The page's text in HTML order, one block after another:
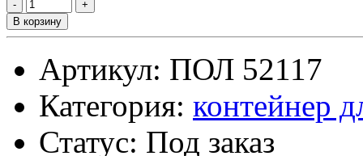
В корзину
Артикул: ПОЛ 52117
Категория: контейнер
Статус: Под заказ